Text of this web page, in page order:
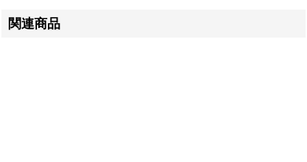
関連商品